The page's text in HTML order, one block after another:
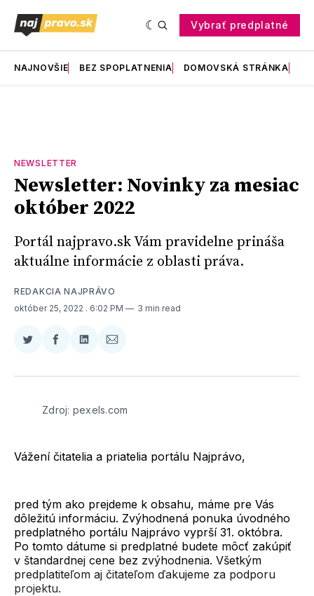
Vybrať predplatné
NAJNOVŠIE BEZ SPOPLATNENIA DOMOVSKÁ STRÁNKA
NEWSLETTER
Newsletter: Novinky za mesiac
október 2022
Portál najpravo.sk Vám pravidelne prináša
aktuálne informácie z oblasti práva.
REDAKCIA NAJPRÁVO
október 25, 2022 . 6:02 PM 3 min read
Zdieľať
Twitter
Zdieľať
Facebooku
Zdieľať
LinkedIne
Zdieľať
E-
Zdroj: pexels.com
Vážení čitatelia a priatelia portálu Najprávo,
pred tým ako prejdeme k obsahu, máme pre Vás
dôležitú informáciu. Zvýhodnená ponuka úvodného
predplatného portálu Najprávo vyprší 31. októbra.
Po tomto dátume si predplatné budete môcť zakúpiť
v štandardnej cene bez zvýhodnenia. Všetkým
predplatiteľom aj čitateľom ďakujeme za podporu
projektu.